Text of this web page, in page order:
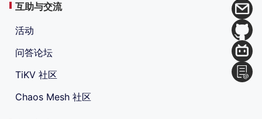
互助与交流
活动
问答论坛
TiKV 社区
Chaos Mesh 社区